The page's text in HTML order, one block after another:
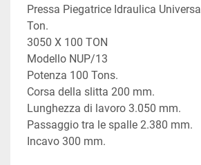
Pressa Piegatrice Idraulica
Ton.
3050 X 100 TON
Modello NUP/13
Potenza 100 Tons.
Corsa della slitta 200 mm.
Lunghezza di lavoro 3.050 mm.
Passaggio tra le spalle 2.380 mm.
Incavo 300 mm.